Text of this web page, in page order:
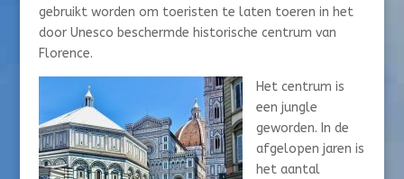
gebruikt worden om toeristen te laten toeren in het
door Unesco beschermde historische centrum van
Florence.
Het centrum is
een jungle
geworden. In de
afgelopen jaren is
het aantal